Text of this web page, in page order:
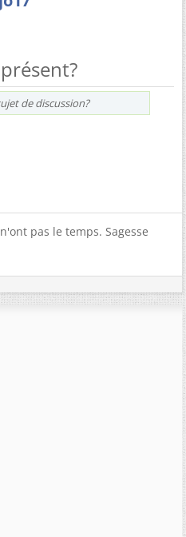
de discussion?
pas le temps. Sagesse